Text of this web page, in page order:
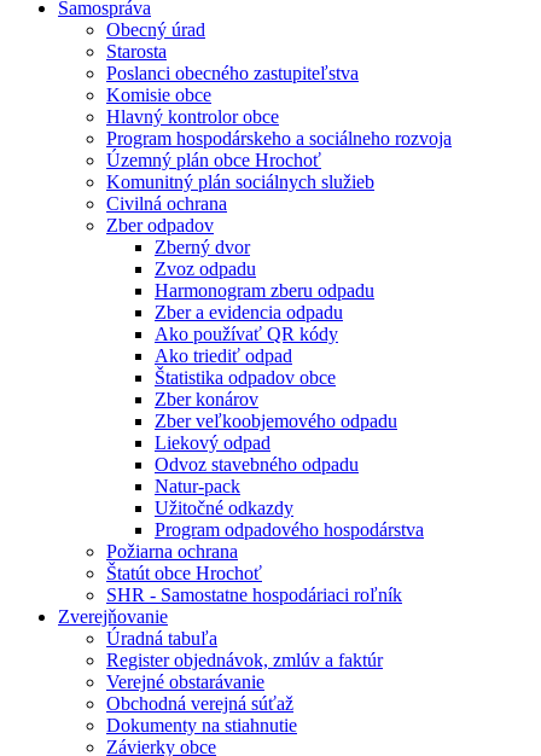
Samospráva
Obecný úrad
Starosta
Poslanci obecného zastupiteľstva
Komisie obce
Hlavný kontrolor obce
Program hospodárskeho a sociálneho rozvoja
Územný plán obce Hrochoť
Komunitný plán sociálnych služieb
Civilná ochrana
Zber odpadov
Zberný dvor
Zvoz odpadu
Harmonogram zberu odpadu
Zber a evidencia odpadu
Ako používať QR kódy
Ako triediť odpad
Štatistika odpadov obce
Zber konárov
Zber veľkoobjemového odpadu
Liekový odpad
Odvoz stavebného odpadu
Natur-pack
Užitočné odkazdy
Program odpadového hospodárstva
Požiarna ochrana
Štatút obce Hrochoť
SHR - Samostatne hospodáriaci roľník
Zverejňovanie
Úradná tabuľa
Register objednávok, zmlúv a faktúr
Verejné obstarávanie
Obchodná verejná súťaž
Dokumenty na stiahnutie
Závierky obce